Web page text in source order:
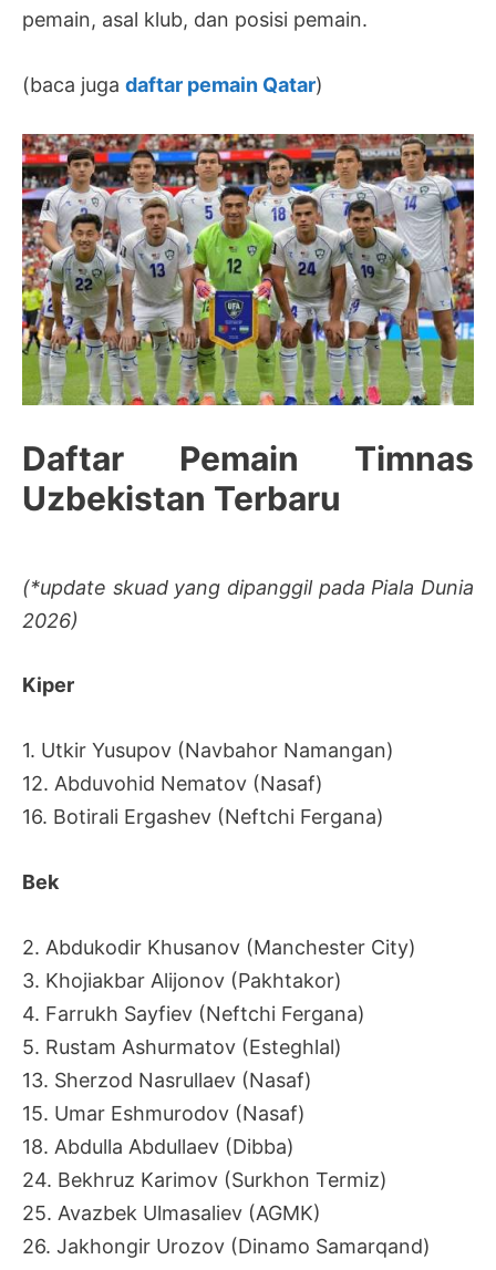
pemain, asal klub, dan posisi pemain.
(baca juga daftar pemain Qatar)
Daftar Pemain Timnas
Uzbekistan Terbaru
(*update skuad yang dipanggil pada Piala Dunia
2026)
Kiper
1. Utkir Yusupov (Navbahor Namangan)
12. Abduvohid Nematov (Nasaf)
16. Botirali Ergashev (Neftchi Fergana)
Bek
2. Abdukodir Khusanov (Manchester City)
3. Khojiakbar Alijonov (Pakhtakor)
4. Farrukh Sayfiev (Neftchi Fergana)
5. Rustam Ashurmatov (Esteghlal)
13. Sherzod Nasrullaev (Nasaf)
15. Umar Eshmurodov (Nasaf)
18. Abdulla Abdullaev (Dibba)
24. Bekhruz Karimov (Surkhon Termiz)
25. Avazbek Ulmasaliev (AGMK)
26. Jakhongir Urozov (Dinamo Samarqand)